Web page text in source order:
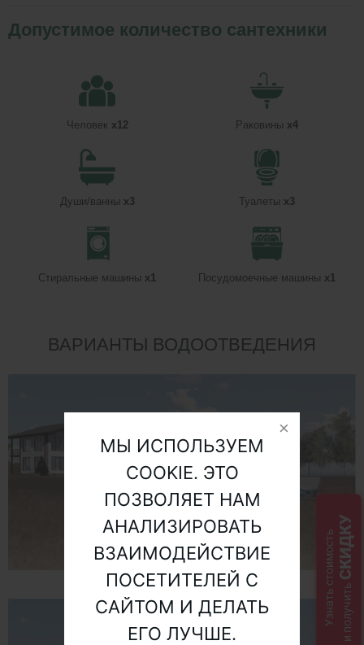
Допустимое количество сантехники
Человек x12 Раковины x4
Души/ванны x3 Туалеты x3
Стиральные машины x1 Посудомоечные машины x1
ВАРИАНТЫ ВОДООТВЕДЕНИЯ
В ливневую канаву Узнать стоимостьи получить
СКИДКУ
МЫ ИСПОЛЬЗУЕМ
COOKIE. ЭТО
ПОЗВОЛЯЕТ НАМ
АНАЛИЗИРОВАТЬ
ВЗАИМОДЕЙСТВИЕ
ПОСЕТИТЕЛЕЙ С
САЙТОМ И ДЕЛАТЬ
ЕГО ЛУЧШЕ.